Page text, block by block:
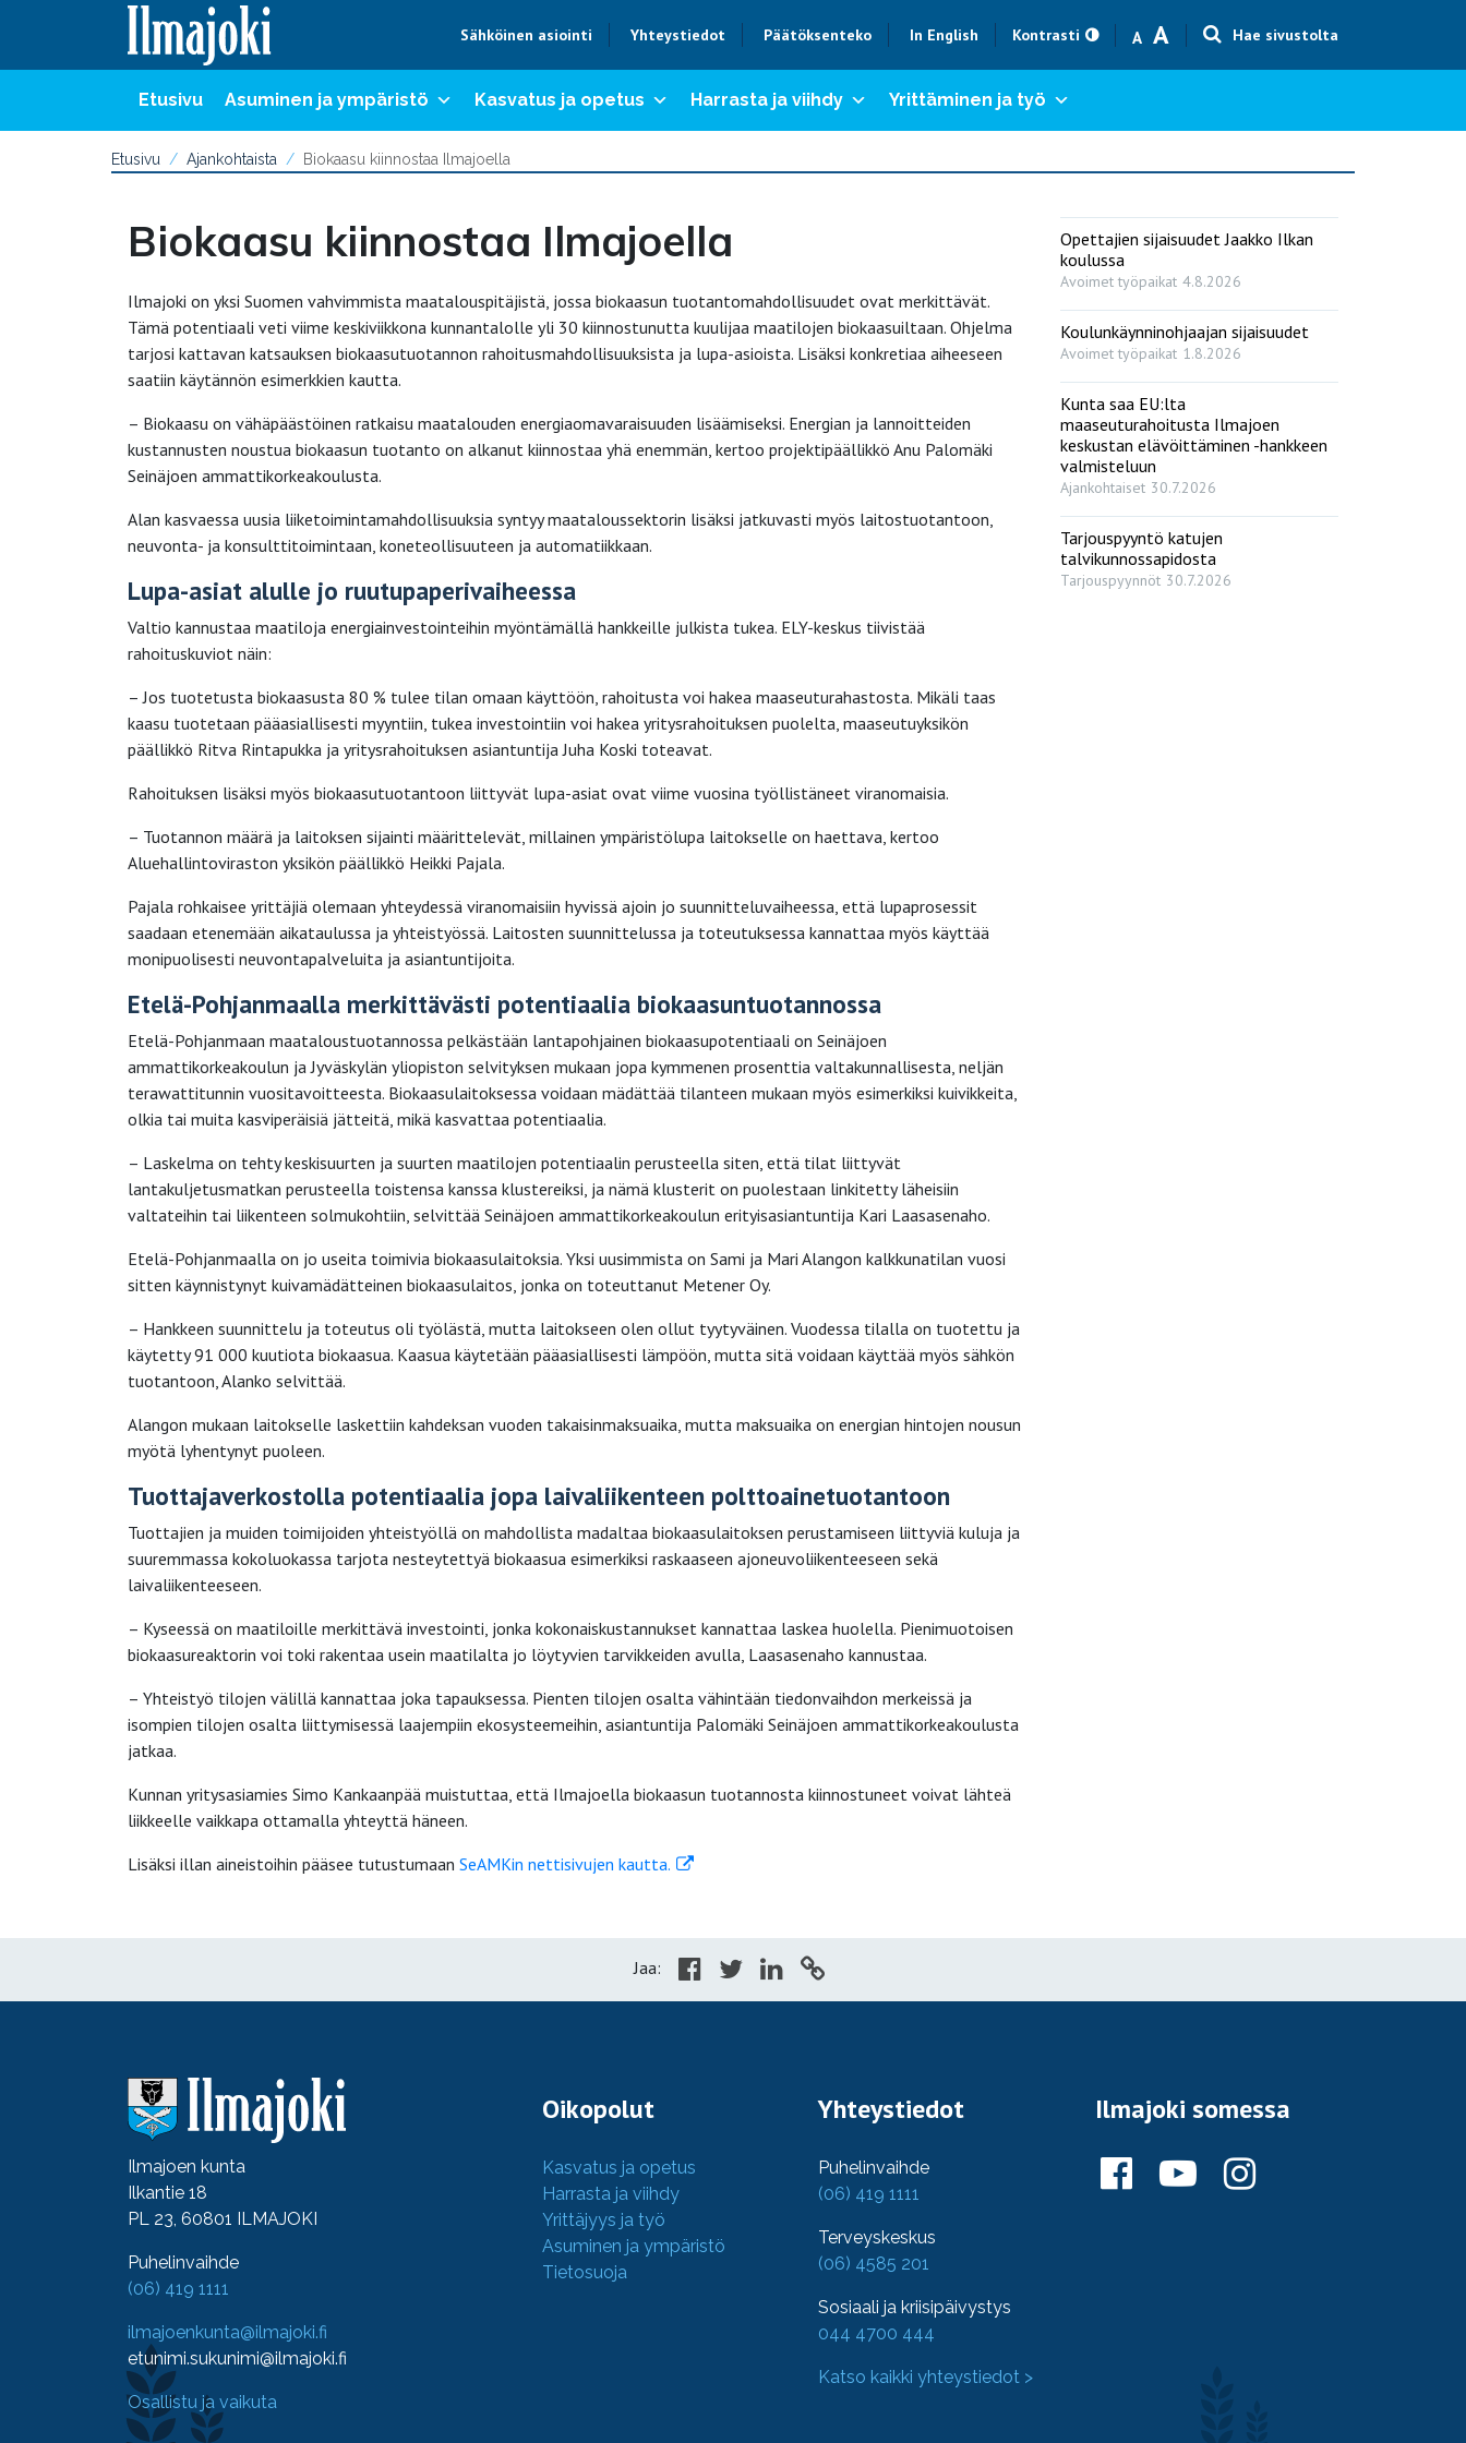
Sähköinen asiointi Yhteystiedot Päätöksenteko In English Kontrasti A
Text size smaller
AText size bigger
Hae sivustolta
Etusivu Asuminen ja ympäristö Kasvatus ja opetus Harrasta ja viihdy Yrittäminen ja työ
Etusivu Ajankohtaista Biokaasu kiinnostaa Ilmajoella
Biokaasu kiinnostaa Ilmajoella
Ilmajoki on yksi Suomen vahvimmista maatalouspitäjistä, jossa biokaasun tuotantomahdollisuudet ovat merkittävät.
Tämä potentiaali veti viime keskiviikkona kunnantalolle yli 30 kiinnostunutta kuulijaa maatilojen biokaasuiltaan. Ohjelma
tarjosi kattavan katsauksen biokaasutuotannon rahoitusmahdollisuuksista ja lupa-asioista. Lisäksi konkretiaa aiheeseen
saatiin käytännön esimerkkien kautta.
– Biokaasu on vähäpäästöinen ratkaisu maatalouden energiaomavaraisuuden lisäämiseksi. Energian ja lannoitteiden
kustannusten noustua biokaasun tuotanto on alkanut kiinnostaa yhä enemmän, kertoo projektipäällikkö Anu Palomäki
Seinäjoen ammattikorkeakoulusta.
Alan kasvaessa uusia liiketoimintamahdollisuuksia syntyy maataloussektorin lisäksi jatkuvasti myös laitostuotantoon,
neuvonta- ja konsulttitoimintaan, koneteollisuuteen ja automatiikkaan.
Lupa-asiat alulle jo ruutupaperivaiheessa
Valtio kannustaa maatiloja energiainvestointeihin myöntämällä hankkeille julkista tukea. ELY-keskus tiivistää
rahoituskuviot näin:
– Jos tuotetusta biokaasusta 80 % tulee tilan omaan käyttöön, rahoitusta voi hakea maaseuturahastosta. Mikäli taas
kaasu tuotetaan pääasiallisesti myyntiin, tukea investointiin voi hakea yritysrahoituksen puolelta, maaseutuyksikön
päällikkö Ritva Rintapukka ja yritysrahoituksen asiantuntija Juha Koski toteavat.
Rahoituksen lisäksi myös biokaasutuotantoon liittyvät lupa-asiat ovat viime vuosina työllistäneet viranomaisia.
– Tuotannon määrä ja laitoksen sijainti määrittelevät, millainen ympäristölupa laitokselle on haettava, kertoo
Aluehallintoviraston yksikön päällikkö Heikki Pajala.
Pajala rohkaisee yrittäjiä olemaan yhteydessä viranomaisiin hyvissä ajoin jo suunnitteluvaiheessa, että lupaprosessit
saadaan etenemään aikataulussa ja yhteistyössä. Laitosten suunnittelussa ja toteutuksessa kannattaa myös käyttää
monipuolisesti neuvontapalveluita ja asiantuntijoita.
Etelä-Pohjanmaalla merkittävästi potentiaalia biokaasuntuotannossa
Etelä-Pohjanmaan maataloustuotannossa pelkästään lantapohjainen biokaasupotentiaali on Seinäjoen
ammattikorkeakoulun ja Jyväskylän yliopiston selvityksen mukaan jopa kymmenen prosenttia valtakunnallisesta, neljän
terawattitunnin vuositavoitteesta. Biokaasulaitoksessa voidaan mädättää tilanteen mukaan myös esimerkiksi kuivikkeita,
olkia tai muita kasviperäisiä jätteitä, mikä kasvattaa potentiaalia.
– Laskelma on tehty keskisuurten ja suurten maatilojen potentiaalin perusteella siten, että tilat liittyvät
lantakuljetusmatkan perusteella toistensa kanssa klustereiksi, ja nämä klusterit on puolestaan linkitetty läheisiin
valtateihin tai liikenteen solmukohtiin, selvittää Seinäjoen ammattikorkeakoulun erityisasiantuntija Kari Laasasenaho.
Etelä-Pohjanmaalla on jo useita toimivia biokaasulaitoksia. Yksi uusimmista on Sami ja Mari Alangon kalkkunatilan vuosi
sitten käynnistynyt kuivamädätteinen biokaasulaitos, jonka on toteuttanut Metener Oy.
– Hankkeen suunnittelu ja toteutus oli työlästä, mutta laitokseen olen ollut tyytyväinen. Vuodessa tilalla on tuotettu ja
käytetty 91 000 kuutiota biokaasua. Kaasua käytetään pääasiallisesti lämpöön, mutta sitä voidaan käyttää myös sähkön
tuotantoon, Alanko selvittää.
Alangon mukaan laitokselle laskettiin kahdeksan vuoden takaisinmaksuaika, mutta maksuaika on energian hintojen nousun
myötä lyhentynyt puoleen.
Tuottajaverkostolla potentiaalia jopa laivaliikenteen polttoainetuotantoon
Tuottajien ja muiden toimijoiden yhteistyöllä on mahdollista madaltaa biokaasulaitoksen perustamiseen liittyviä kuluja ja
suuremmassa kokoluokassa tarjota nesteytettyä biokaasua esimerkiksi raskaaseen ajoneuvoliikenteeseen sekä
laivaliikenteeseen.
– Kyseessä on maatiloille merkittävä investointi, jonka kokonaiskustannukset kannattaa laskea huolella. Pienimuotoisen
biokaasureaktorin voi toki rakentaa usein maatilalta jo löytyvien tarvikkeiden avulla, Laasasenaho kannustaa.
– Yhteistyö tilojen välillä kannattaa joka tapauksessa. Pienten tilojen osalta vähintään tiedonvaihdon merkeissä ja
isompien tilojen osalta liittymisessä laajempiin ekosysteemeihin, asiantuntija Palomäki Seinäjoen ammattikorkeakoulusta
jatkaa.
Kunnan yritysasiamies Simo Kankaanpää muistuttaa, että Ilmajoella biokaasun tuotannosta kiinnostuneet voivat lähteä
liikkeelle vaikkapa ottamalla yhteyttä häneen.
Lisäksi illan aineistoihin pääsee tutustumaan SeAMKin nettisivujen kautta.
Opettajien sijaisuudet Jaakko Ilkan
koulussa
Avoimet työpaikat 4.8.2026
Koulunkäynninohjaajan sijaisuudet
Avoimet työpaikat 1.8.2026
Kunta saa EU:lta
maaseuturahoitusta Ilmajoen
keskustan elävöittäminen -hankkeen
valmisteluun
Ajankohtaiset 30.7.2026
Tarjouspyyntö katujen
talvikunnossapidosta
Tarjouspyynnöt 30.7.2026
Jaa:
Ilmajoen kunta
Ilkantie 18
PL 23, 60801 ILMAJOKI
Puhelinvaihde
(06) 419 1111
ilmajoenkunta@ilmajoki.fi
etunimi.sukunimi@ilmajoki.fi
Osallistu ja vaikuta
Oikopolut
Kasvatus ja opetus
Harrasta ja viihdy
Yrittäjyys ja työ
Asuminen ja ympäristö
Tietosuoja
Yhteystiedot
Puhelinvaihde
(06) 419 1111
Terveyskeskus
(06) 4585 201
Sosiaali ja kriisipäivystys
044 4700 444
Katso kaikki yhteystiedot >
Ilmajoki somessa